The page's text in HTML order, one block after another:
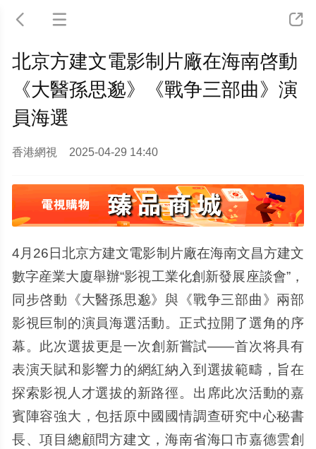
 

北京方建文電影制片廠在海南啓動
《大醫孫思邈》《戰争三部曲》演
員海選
香港網視 2025-04-29 14:40
4月26日北京方建文電影制片廠在海南文昌方建文
數字産業大廈舉辦“影視工業化創新發展座談會”，
同步啓動《大醫孫思邈》與《戰争三部曲》兩部
影視巨制的演員海選活動。正式拉開了選角的序
幕。此次選拔更是一次創新嘗試——首次将具有
表演天賦和影響力的網紅納入到選拔範疇，旨在
探索影視人才選拔的新路徑。出席此次活動的嘉
賓陣容強大，包括原中國國情調查研究中心秘書
長、項目總顧問方建文，海南省海口市嘉德雲創